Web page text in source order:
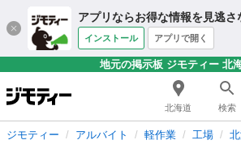
アプリならお得な情報を見逃さ
インストール アプリで開く
地元の掲示板 ジモティー 北
北海道 検索
ジモティー アルバイト 軽作業 工場